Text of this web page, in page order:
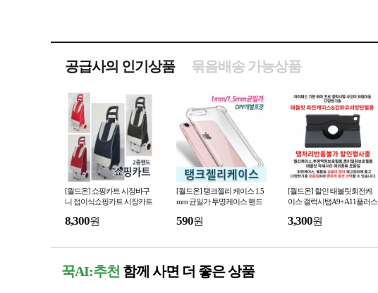
공급사의 인기상품 묶음배송 가능상품
[월드온] 쇼핑카트 시장바구
니 접이식쇼핑카트 시장카트
스트라이프 땡땡이 라
8,300원
[월드온] 탱크젤리 케이스 1.5
mm 균일가 투명케이스 핸드
폰17 S25E S25 A17
590원
[월드온] 할인 태블릿회전케
이스 갤럭시탭A9+ A11플러스
유리필름 젤리 모음집
3,300원
꾹AI:추천 함께 사면 더 좋은 상품